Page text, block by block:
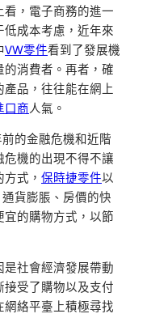
看，電子商務的進一
成本考慮，近年來
VW零件看到了發展機
消費者。再者，確
品，往往能在網上
口商人氣。
的金融危機和近階
機的出現不得不讓
式， 保時捷零件以
貨膨脹、房價的快
的購物方式，以節
社會經濟發展帶動
受了購物以及支付
網絡平臺上積極尋找